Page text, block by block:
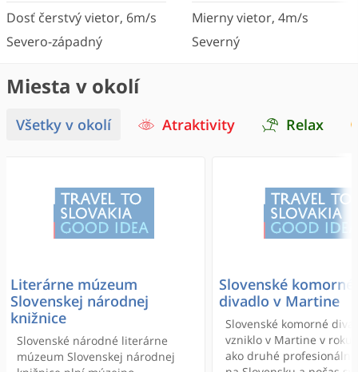
Dosť čerstvý vietor, 6m/s
Severo-západný
Mierny vietor, 4m/s
Severný
Miesta v okolí
Všetky v okolí Atraktivity Relax
Literárne múzeum
Slovenskej národnej
knižnice
Slovenské národné literárne
múzeum Slovenskej národnej
Slovenské komorné
divadlo v Martine
Slovenské komorné
vzniklo v Martine v roku
ako druhé